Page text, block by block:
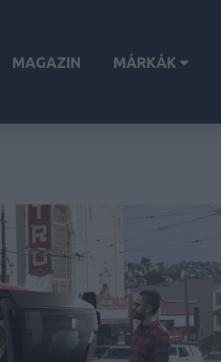
MAGAZIN MÁRKÁK